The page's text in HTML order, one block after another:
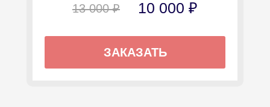
13 000 ₽ 10 000 ₽
ЗАКАЗАТЬ